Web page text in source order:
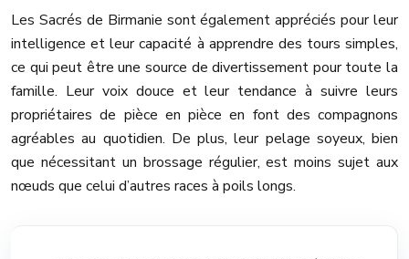
Les Sacrés de Birmanie sont également appréciés pour leur
intelligence et leur capacité à apprendre des tours simples,
ce qui peut être une source de divertissement pour toute la
famille. Leur voix douce et leur tendance à suivre leurs
propriétaires de pièce en pièce en font des compagnons
agréables au quotidien. De plus, leur pelage soyeux, bien
que nécessitant un brossage régulier, est moins sujet aux
nœuds que celui d’autres races à poils longs.